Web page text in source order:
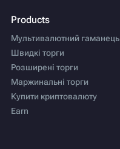
Products
Мультивалютний гаманець
Швидкі торги
Розширені торги
Маржинальні торги
Купити криптовалюту
Earn